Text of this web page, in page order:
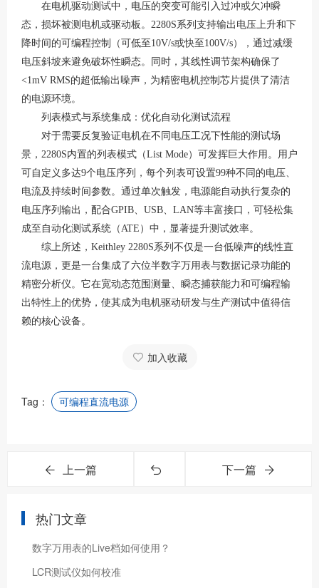
在电机驱动测试中，电压的突变可能引入过冲或欠冲瞬
态，损坏被测电机或驱动板。 2280S系列支持输出电压上升和下
降时间的可编程控制（可低至10V/s或快至100V/s），通过减缓
电压斜坡来避免破坏性瞬态。同时，其线性调节架构确保了
<1mV RMS的超低输出噪声，为精密电机控制芯片提供了清洁
的电源环境。
列表模式与系统集成：优化自动化测试流程
对于需要反复验证电机在不同电压工况下性能的测试场
景， 2280S内置的列表模式（List Mode）可发挥巨大作用。用户
可自定义多达9个电压序列，每个列表可设置99种不同的电压、
电流及持续时间参数。通过单次触发，电源能自动执行复杂的
电压序列输出，配合GPIB、USB、LAN等丰富接口，可轻松集
成至自动化测试系统（ATE）中，显著提升测试效率。
综上所述， Keithley 2280S系列不仅是一台低噪声的线性直
流电源，更是一台集成了六位半数字万用表与数据记录功能的
精密分析仪。它在宽动态范围测量、瞬态捕获能力和可编程输
出特性上的优势，使其成为电机驱动研发与生产测试中值得信
赖的核心设备。
加入收藏
Tag： 可编程直流电源
上一篇 下一篇
热门文章
数字万用表的Live档如何使用？
LCR测试仪如何校准